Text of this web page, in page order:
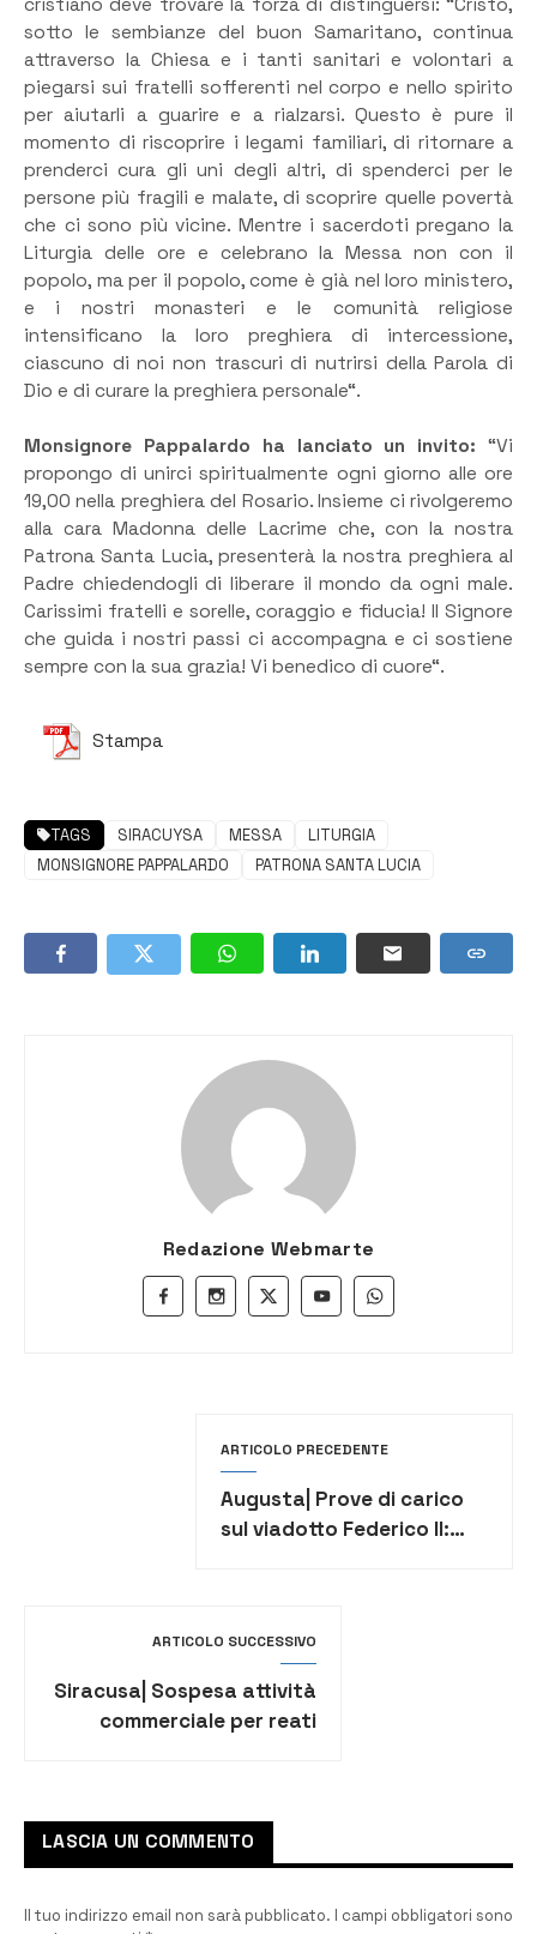
sotto le sembianze del buon Samaritano, continua
attraverso la Chiesa e i tanti sanitari e volontari a
piegarsi sui fratelli sofferenti nel corpo e nello spirito
per aiutarli a guarire e a rialzarsi. Questo è pure il
momento di riscoprire i legami familiari, di ritornare a
prenderci cura gli uni degli altri, di spenderci per le
persone più fragili e malate, di scoprire quelle povertà
che ci sono più vicine. Mentre i sacerdoti pregano la
Liturgia delle ore e celebrano la Messa non con il
popolo, ma per il popolo, come è già nel loro ministero,
e i nostri monasteri e le comunità religiose
intensificano la loro preghiera di intercessione,
ciascuno di noi non trascuri di nutrirsi della Parola di
Dio e di curare la preghiera personale“.
Monsignore Pappalardo ha lanciato un invito: “Vi
propongo di unirci spiritualmente ogni giorno alle ore
19,00 nella preghiera del Rosario. Insieme ci rivolgeremo
alla cara Madonna delle Lacrime che, con la nostra
Patrona Santa Lucia, presenterà la nostra preghiera al
Padre chiedendogli di liberare il mondo da ogni male.
Carissimi fratelli e sorelle, coraggio e fiducia! Il Signore
che guida i nostri passi ci accompagna e ci sostiene
sempre con la sua grazia! Vi benedico di cuore“.
Stampa
TAGS SIRACUYSA MESSA
LITURGIA
MONSIGNORE PAPPALARDO
PATRONA SANTA LUCIA
Redazione Webmarte
ARTICOLO PRECEDENTE
Augusta| Prove di carico
sul viadotto Federico II:
ARTICOLO SUCCESSIVO
Siracusa| Sospesa attività
commerciale per reati
LASCIA UN COMMENTO
Il tuo indirizzo email non sarà pubblicato. I campi obbligatori sono